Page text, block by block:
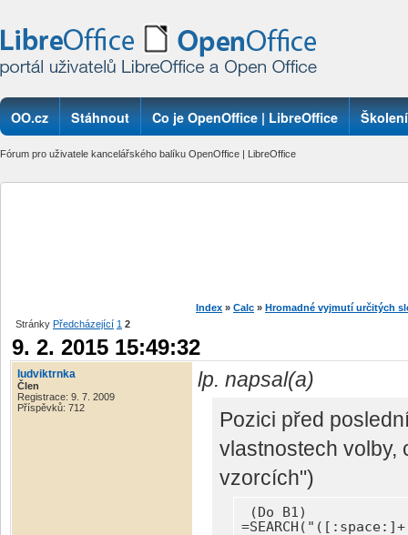
OO.cz Stáhnout Co je OpenOffice | LibreOffice Školení
Fórum pro uživatele kancelářského balíku OpenOffice | LibreOffice
Index » Calc » Hromadné vyjmutí určitých
Stránky Předcházející 1 2
9. 2. 2015 15:49:32
ludviktrnka
Člen
Registrace: 9. 7. 2009
Příspěvků: 712
lp. napsal(a)
Pozici před
vlastnostech volby,
vzorcích")
(Do B1)